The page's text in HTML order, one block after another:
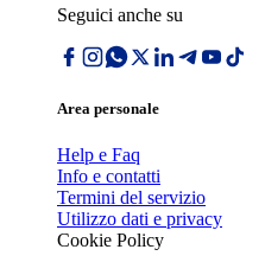
Seguici anche su
Area personale
Help e Faq
Info e contatti
Termini del servizio
Utilizzo dati e privacy
Cookie Policy